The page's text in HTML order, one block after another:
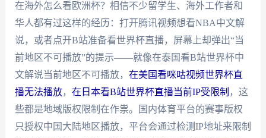
在海外怎么看欧洲杯？相信不少留学生、海外工作者和
华人都有过这样的经历：打开腾讯视频想看NBA中文解
说，或者点开B站准备看世界杯直播，屏幕上却弹出“当
前地区不可播放”的提示——就像在泰国看B站世界杯中
文解说当前地区不可播放， 在美国看咪咕视频世界杯直
播无法播放， 在日本看B站世界杯直播当前IP受限制 ，这
些都是地域版权限制在作祟。国内体育平台的赛事版权
只授权中国大陆地区播放，平台会通过检测IP地址来限制